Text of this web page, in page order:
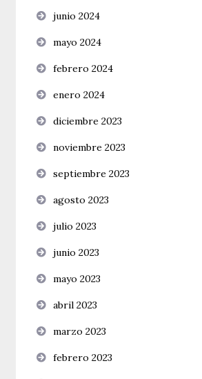
junio 2024
mayo 2024
febrero 2024
enero 2024
diciembre 2023
noviembre 2023
septiembre 2023
agosto 2023
julio 2023
junio 2023
mayo 2023
abril 2023
marzo 2023
febrero 2023